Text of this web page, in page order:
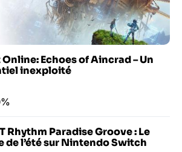
Echoes of Aincrad – Un
inexploité
Rhythm Paradise Groove : Le
de l’été sur Nintendo Switch